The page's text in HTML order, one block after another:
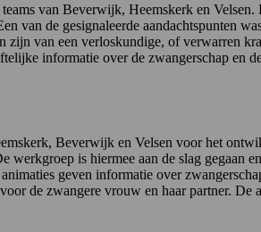
van Beverwijk, Heemskerk en
van de gesignaleerde aandachtspunten
van een verloskundige, of verwarren
informatie over de zwangerschap
Beverwijk en Velsen voor het
werkgroep is hiermee aan de slag
geven informatie over
de zwangere vrouw en haar partner.